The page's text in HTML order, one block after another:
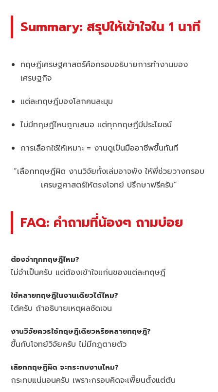
Summary: สรุปให้เข้าใจใน 1 นาที
ทฤษฎีเศรษฐศาสตร์คือกรอบอธิบายการทำงานของ
เศรษฐกิจ
แต่ละทฤษฎีมองโลกคนละมุม
ไม่มีทฤษฎีไหนถูกเสมอ แต่ทุกทฤษฎีมีประโยชน์
การเลือกใช้ให้เหมาะ = งานดูเป็นมืออาชีพขึ้นทันที
“เลือกทฤษฎีผิด งานวิจัยทั้งเล่มอาจพัง ให้พี่ช่วยวางกรอบ
เศรษฐศาสตร์ให้ตรงโจทย์ ปรึกษาฟรีครับ”
FAQ: คำถามที่น้องๆ ถามบ่อย
ต้องจำทุกทฤษฎีไหม?
ไม่จำเป็นครับ แต่ต้องเข้าใจแก่นของแต่ละทฤษฎี
ใช้หลายทฤษฎีในงานเดียวได้ไหม?
ได้ครับ ถ้าอธิบายเหตุผลชัดเจน
งานวิจัยควรใช้ทฤษฎีเดียวหรือหลายทฤษฎี?
ขึ้นกับโจทย์วิจัยครับ ไม่มีกฎตายตัว
เลือกทฤษฎีผิด จะกระทบงานไหม?
กระทบแน่นอนครับ เพราะกรอบคิดจะเพี้ยนตั้งแต่ต้น